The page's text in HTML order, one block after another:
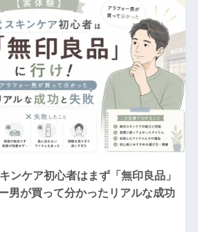
ンケア初心者はまず「無印良品」
男が買って分かったリアルな成功